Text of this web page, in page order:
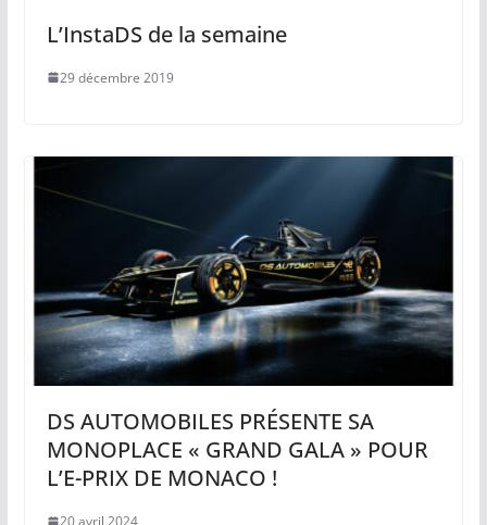
L’InstaDS de la semaine
29 décembre 2019
DS AUTOMOBILES PRÉSENTE SA
MONOPLACE « GRAND GALA » POUR
L’E-PRIX DE MONACO !